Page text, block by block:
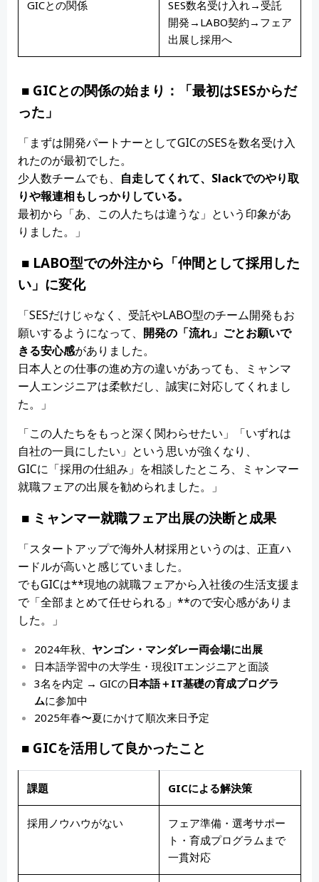
GICとの関係
SES数名受け入れ→受託
開発→LABO契約→フェア
出展し採用へ
■ GICとの関係の始まり：「最初はSESからだ
った」
「まずは開発パートナーとしてGICのSESを数名受け入
れたのが最初でした。
少人数チームでも、 自走してくれて、 Slackでのやり取
りや報連相もしっかりしている。
最初から「あ、この人たちは違うな」という印象があ
りました。」
■ LABO型での外注から「仲間として採用した
い」に変化
「SESだけじゃなく、受託やLABO型のチーム開発もお
願いするようになって、 開発の「流れ」 ごとお願いで
きる安心感がありました。
日本人との仕事の進め方の違いがあっても、ミャンマ
ー人エンジニアは柔軟だし、誠実に対応してくれまし
た。」
「この人たちをもっと深く関わらせたい」「いずれは
自社の一員にしたい」という思いが強くなり、
GICに「採用の仕組み」を相談したところ、ミャンマー
就職フェアの出展を勧められました。」
■ ミャンマー就職フェア出展の決断と成果
「スタートアップで海外人材採用というのは、正直ハ
ードルが高いと感じていました。
でもGICは**現地の就職フェアから入社後の生活支援ま
で「全部まとめて任せられる」**ので安心感がありま
した。」
2024年秋、 ヤンゴン・マンダレー両会場に出展
日本語学習中の大学生・現役ITエンジニアと面談
3名を内定 → GICの日本語＋ IT基礎の育成プログラ
ムに参加中
2025年春〜夏にかけて順次来日予定
■ GICを活用して良かったこと
課題 GICによる解決策
採用ノウハウがない
フェア準備・選考サポー
ト・育成プログラムまで
一貫対応